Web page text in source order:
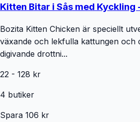
Kitten Bitar i Sås med Kyckling
Bozita Kitten Chicken är speciellt
växande och lekfulla kattungen och
digivande drottni...
22 - 128 kr
4 butiker
Spara 106 kr